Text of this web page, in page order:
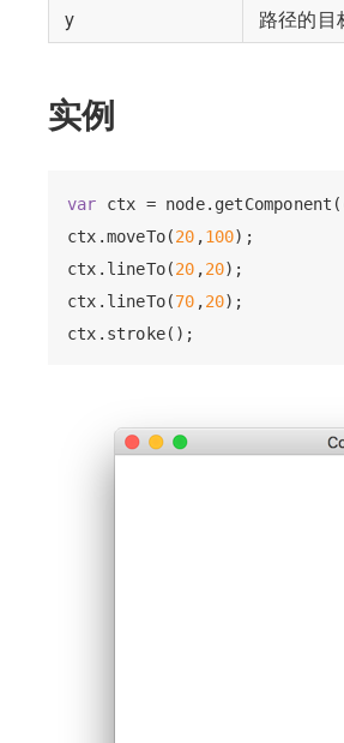
y
路径的目
实例
var ctx =
ctx.moveTo(20 ,100);
ctx.lineTo(20 ,20);
ctx.lineTo(70 ,20);